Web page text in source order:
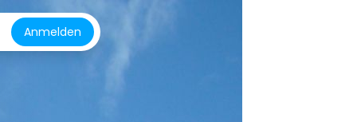
Anmelden